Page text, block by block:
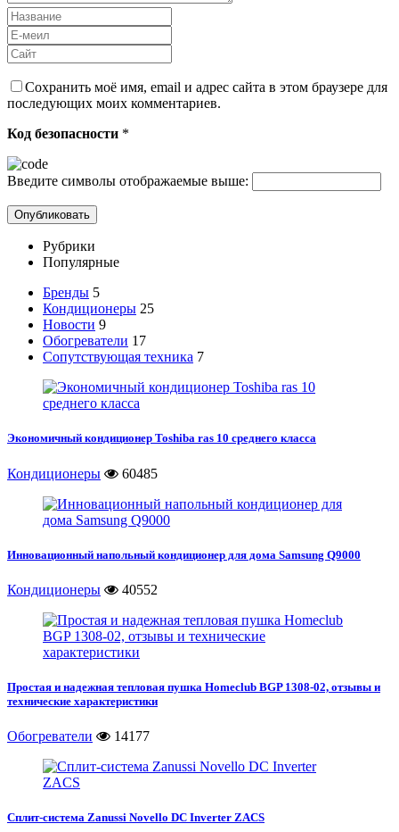
Сохранить моё имя, email и адрес сайта в этом браузере для
последующих моих комментариев.
Код безопасности *
Введите символы отображаемые выше:
Рубрики
Популярные
Бренды 5
Кондиционеры 25
Новости 9
Обогреватели 17
Сопутствующая техника 7
Экономичный кондиционер Toshiba ras 10 среднего класса
Кондиционеры 60485
Инновационный напольный кондиционер для дома Samsung Q9000
Кондиционеры 40552
Простая и надежная тепловая пушка Homeclub BGP 1308-02, отзывы и
технические характеристики
Обогреватели 14177
Сплит-система Zanussi Novello DC Inverter ZACS